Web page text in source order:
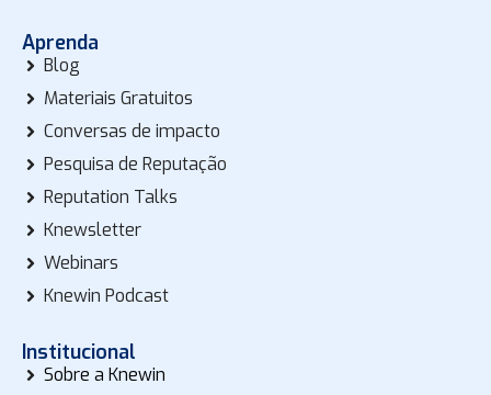
Aprenda
Blog
Materiais Gratuitos
Conversas de impacto
Pesquisa de Reputação
Reputation Talks
Knewsletter
Webinars
Knewin Podcast
Institucional
Sobre a Knewin